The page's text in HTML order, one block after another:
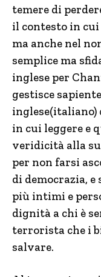
temere di
il contesto in cui
ma anche nel
semplice ma
inglese per
gestisce
inglese(italiano)
in cui leggere e
veridicità alla
per non farsi
di democrazia,
più intimi e
dignità a chi è
terrorista che i
salvare.